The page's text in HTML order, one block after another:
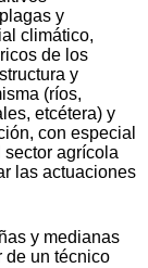
y
climático,
de los
y
(ríos,
etcétera) y
con especial
agrícola
las actuaciones
y medianas
de un técnico